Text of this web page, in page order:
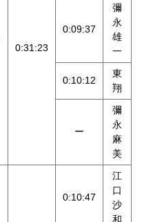
0:31:23
0:09:37
彌
永
雄
一
0:10:12
東
翔
ー
彌
永
麻
美
0:10:47
江
口
沙
和